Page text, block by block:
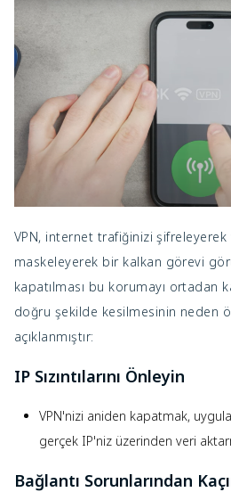
VPN, internet trafiğinizi
maskeleyerek bir kalkan görevi
kapatılması bu korumayı ortadan
doğru şekilde kesilmesinin neden
açıklanmıştır:
IP Sızıntılarını Önleyin
VPN'nizi aniden kapatmak,
gerçek IP'niz üzerinden veri
Bağlantı Sorunlarından